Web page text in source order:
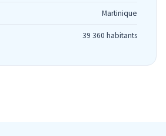
Martinique
39 360 habitants